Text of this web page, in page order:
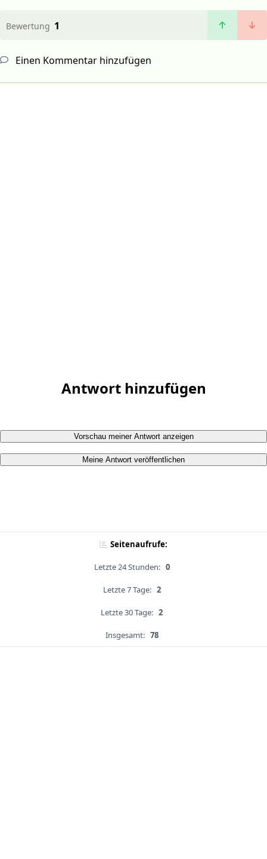
Bewertung 1
Einen Kommentar hinzufügen
Antwort hinzufügen
Vorschau meiner Antwort anzeigen
Meine Antwort veröffentlichen
Seitenaufrufe:
Letzte 24 Stunden: 0
Letzte 7 Tage: 2
Letzte 30 Tage: 2
Insgesamt: 78